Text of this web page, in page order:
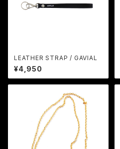
LEATHER STRAP / GAVIAL
¥4,950